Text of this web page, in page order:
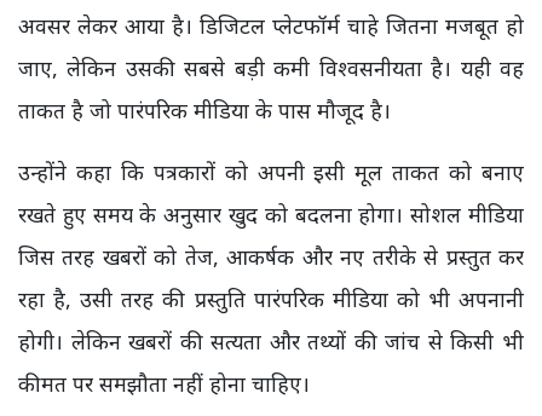
अवसर लेकर आया है। डिजिटल प्लेटफॉर्म चाहे जितना मजबूत हो
जाए, लेकिन उसकी सबसे बड़ी कमी विश्वसनीयता है। यही वह
ताकत है जो पारंपरिक मीडिया के पास मौजूद है।
उन्होंने कहा कि पत्रकारों को अपनी इसी मूल ताकत को बनाए
रखते हुए समय के अनुसार खुद को बदलना होगा। सोशल मीडिया
जिस तरह खबरों को तेज, आकर्षक और नए तरीके से प्रस्तुत कर
रहा है, उसी तरह की प्रस्तुति पारंपरिक मीडिया को भी अपनानी
होगी। लेकिन खबरों की सत्यता और तथ्यों की जांच से किसी भी
कीमत पर समझौता नहीं होना चाहिए।